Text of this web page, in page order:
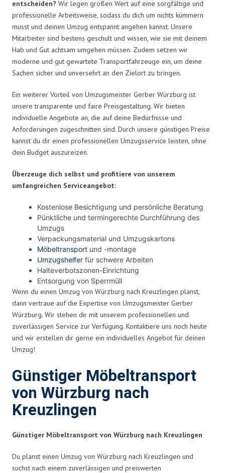
entscheiden? Wir legen großen Wert auf eine sorgfältige und
professionelle Arbeitsweise, sodass du dich um nichts kümmern
musst und deinen Umzug entspannt angehen kannst. Unsere
Mitarbeiter sind bestens geschult und wissen, wie sie mit deinem
Hab und Gut achtsam umgehen müssen. Zudem setzen wir
moderne und gut gewartete Transportfahrzeuge ein, um deine
Sachen sicher und unversehrt an den Zielort zu bringen.
Ein weiterer Vorteil von Umzugsmeister Gerber Würzburg ist
unsere transparente und faire Preisgestaltung. Wir bieten
individuelle Angebote an, die auf deine Bedürfnisse und
Anforderungen zugeschnitten sind. Durch unsere günstigen Preise
kannst du dir einen professionellen Umzugsservice leisten, ohne
dein Budget auszureizen.
Überzeuge dich selbst und profitiere von unserem
umfangreichen Serviceangebot:
Kostenlose Besichtigung und persönliche Beratung
Pünktliche und termingerechte Durchführung des
Umzugs
Verpackungsmaterial und Umzugskartons
Möbeltransport und -montage
Umzugshelfer für schwere Arbeiten
Halteverbotszonen-Einrichtung
Entsorgung von Sperrmüll
Wenn du einen Umzug von Würzburg nach Kreuzlingen planst,
dann vertraue auf die Expertise von Umzugsmeister Gerber
Würzburg. Wir stehen dir mit unserem professionellen und
zuverlässigen Service zur Verfügung. Kontaktiere uns noch heute
und wir erstellen dir gerne ein individuelles Angebot für deinen
Umzug!
Günstiger Möbeltransport
von Würzburg nach
Kreuzlingen
Günstiger Möbeltransport von Würzburg nach Kreuzlingen
Du planst einen Umzug von Würzburg nach Kreuzlingen und
suchst nach einem zuverlässigen und preiswerten